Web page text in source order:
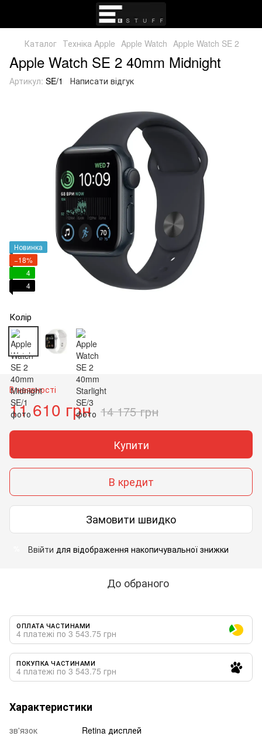
Каталог Техніка Apple Apple Watch Apple Watch SE 2
Apple Watch SE 2 40mm Midnight
Артикул: SE/1 Написати відгук
Новинка
−18%
4
4
Колір
В наявності
11 610 грн 14 175 грн
Купити
В кредит
Замовити швидко
Ввійти для відображення накопичувальної знижки
До обраного
ОПЛАТА ЧАСТИНАМИ
4 платежі по 3 543.75 грн
ПОКУПКА ЧАСТИНАМИ
4 платежі по 3 543.75 грн
Характеристики
зв'язок
Retina дисплей